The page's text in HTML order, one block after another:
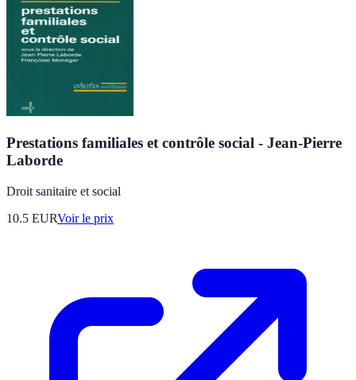
Prestations familiales et contrôle social - Jean-Pierre
Laborde
Droit sanitaire et social
10.5 EURVoir le prix